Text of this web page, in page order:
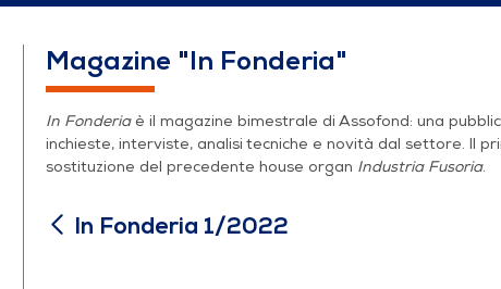
2022
Magazine "In Fonderia"
In Fonderiaè il magazine bimestrale di Assofond: una
inchieste, interviste, analisi tecniche e novità dal settore. Il
sostituzione del precedente house organ Industria Fusoria.
In Fonderia 1/2022